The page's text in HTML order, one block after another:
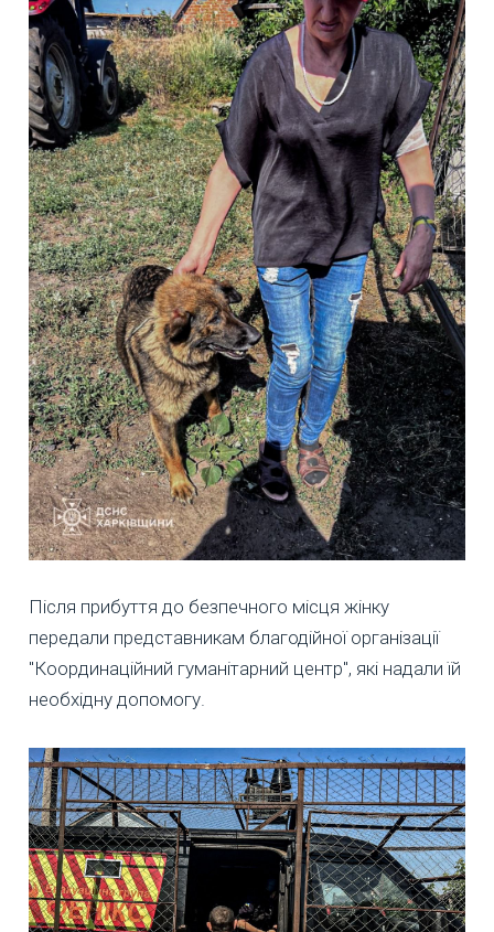
Після прибуття до безпечного місця жінку
передали представникам благодійної організації
"Координаційний гуманітарний центр", які надали їй
необхідну допомогу.